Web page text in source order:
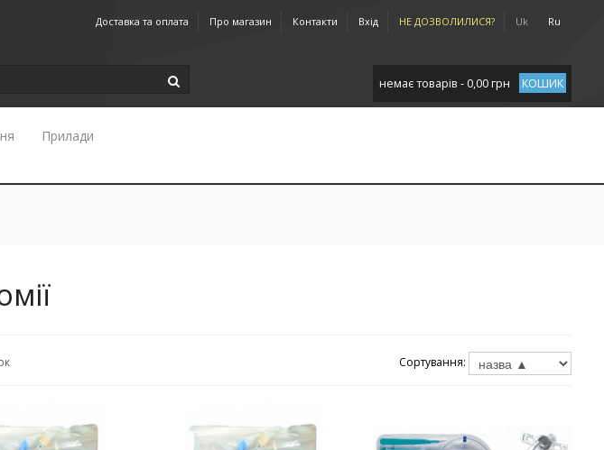
Доставка та оплата Про магазин Контакти Вхід НЕ ДОЗВОЛИЛИСЯ? Uk Ru
немає товарів - 0,00 грн КОШИК
Прилади
Сортування: